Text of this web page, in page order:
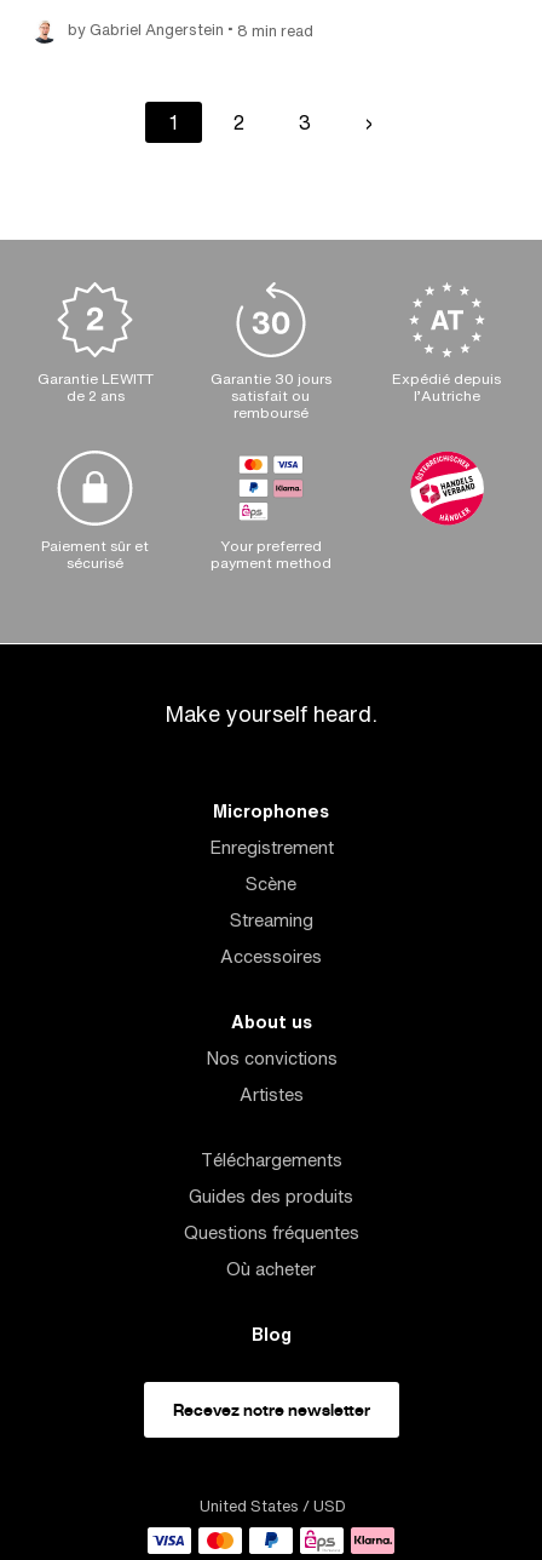
by Gabriel Angerstein • 8 min read
Current
page
1 Page
2 Page
3
Next
›
Garantie LEWITT
de 2 ans
Garantie 30 jours
satisfait ou
remboursé
Expédié depuis
l’Autriche
Paiement sûr et
sécurisé
Your preferred
payment method
Make yourself heard.
Microphones
Enregistrement
Scène
Streaming
Accessoires
About us
Nos convictions
Artistes
Téléchargements
Guides des produits
Questions fréquentes
Où acheter
Blog
Recevez notre newsletter
United States / USD